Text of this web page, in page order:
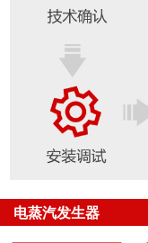
电蒸汽发生器